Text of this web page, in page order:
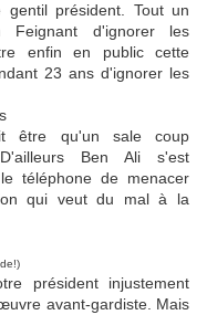
président. Tout un
Feignant d'ignorer les
enfin en public cette
23 ans d'ignorer les
être qu'un sale coup
D'ailleurs Ben Ali s'est
téléphone de menacer
qui veut du mal à la
président injustement
avant-gardiste. Mais